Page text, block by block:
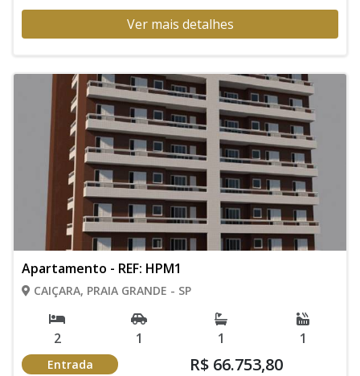
Ver mais detalhes
Apartamento - REF: HPM1
CAIÇARA, PRAIA GRANDE - SP
2 1 1 1
Entrada R$ 66.753,80